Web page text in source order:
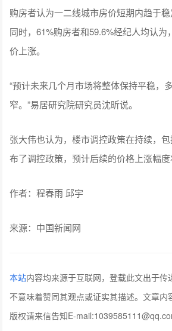
购房者认为一二线城市房价短期内趋于稳
同时，61%购房者和59.6%经纪人均认为
价上涨。
“预计未来几个月市场将整体保持平稳，
窄。”易居研究院研究员沈昕说。
张大伟也认为，楼市调控政策在持续，
布了调控政策，预计后续的价格上涨幅度
作者：程春雨 邱宇
来源：中国新闻网
本站内容均来源于互联网，登载此文出于传
不意味着赞同其观点或证实其描述。文章内
版权请来信告知E-